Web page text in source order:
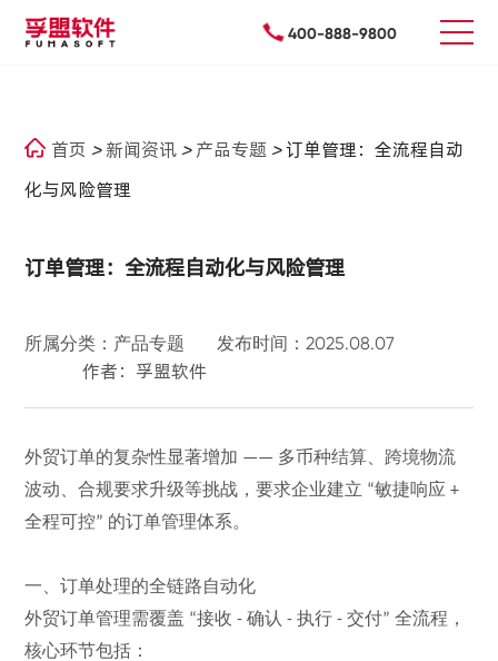
400-888-9800
首页 > 新闻资讯 > 产品专题 >订单管理：全流程自动
化与风险管理
订单管理：全流程自动化与风险管理
所属分类：产品专题 发布时间：2025.08.07
作者：孚盟软件
外贸订单的复杂性显著增加 —— 多币种结算、跨境物流
波动、合规要求升级等挑战，要求企业建立 “敏捷响应+
全程可控” 的订单管理体系。
一、订单处理的全链路自动化
外贸订单管理需覆盖 “接收-确认-执行-交付”全流程，
核心环节包括：